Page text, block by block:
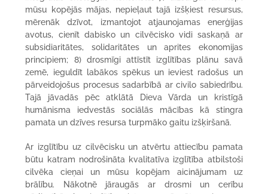
mūsu kopējās mājas, nepieļaut tajā izšķiest resursus,
mērenāk dzīvot, izmantojot atjaunojamas enerģijas
avotus, cienīt dabisko un cilvēcisko vidi saskaņā ar
subsidiaritātes, solidaritātes un aprites ekonomijas
principiem; 8) drosmīgi attīstīt izglītības plānu savā
zemē, ieguldīt labākos spēkus un ieviest radošus un
pārveidojošus procesus sadarbībā ar civilo sabiedrību.
Tajā jāvadās pēc atklātā Dieva Vārda un kristīgā
humānisma iedvestās sociālās mācības kā stingra
pamata un dzīves resursa turpmāko gaitu izšķiršanā.
Ar izglītību uz cilvēcisku un atvērtu attiecību pamata
būtu katram nodrošināta kvalitatīva izglītība atbilstoši
cilvēka cieņai un mūsu kopējam aicinājumam uz
brālību. Nākotnē jāraugās ar drosmi un cerību